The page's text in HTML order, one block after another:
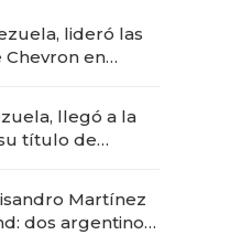
lideró las
Chevron en
llegó a la
título de
premium"Martínez
dos argentinos